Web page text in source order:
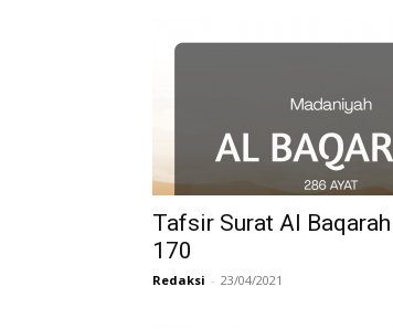
Tafsir Surat Al
170
Redaksi - 23/04/2021